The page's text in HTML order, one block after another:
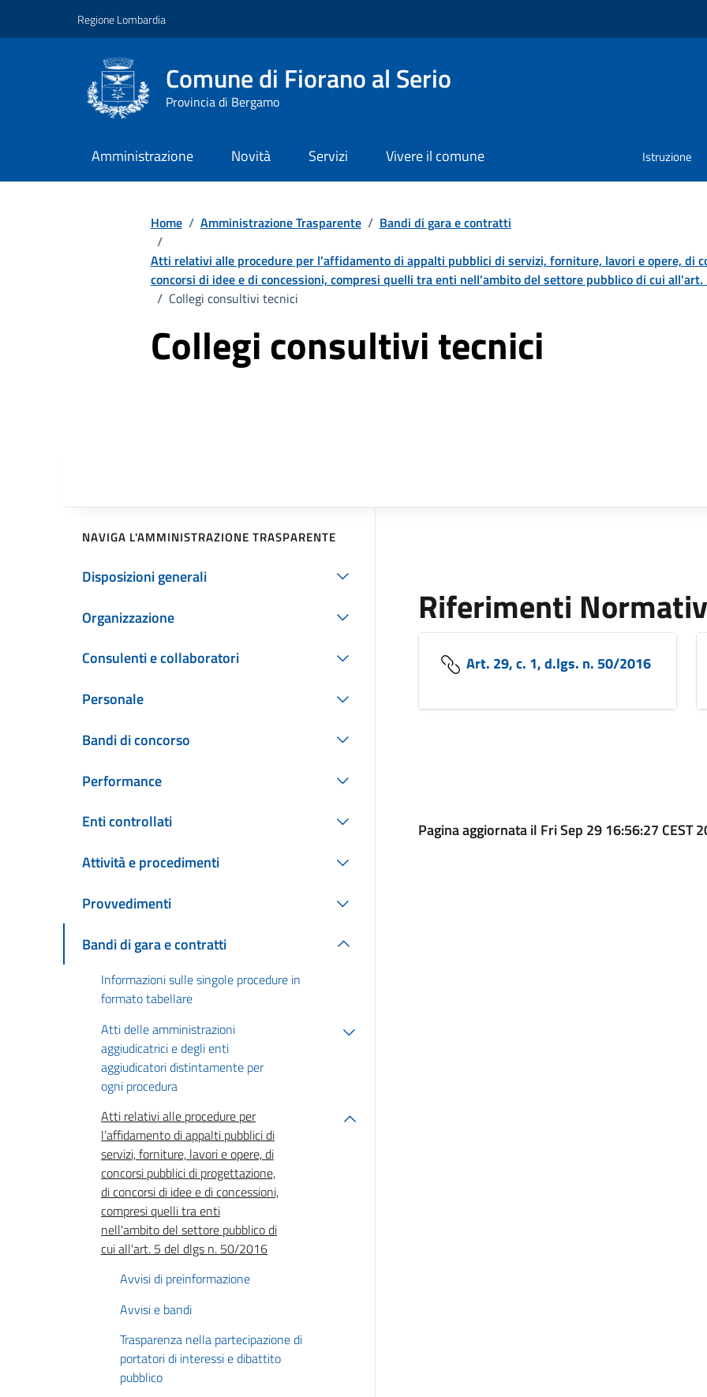
Regione Lombardia
Comune di Fiorano al Serio
Provincia di Bergamo
Amministrazione Novità Servizi Vivere il comune Istruzione
Home / Amministrazione Trasparente / Bandi di gara e contratti
/
Atti relativi alle procedure per l’affidamento di appalti pubblici di servizi, forniture, lavori e opere, di
concorsi di idee e di concessioni, compresi quelli tra enti nell'ambito del settore pubblico di cui
/ Collegi consultivi tecnici
Collegi consultivi tecnici
NAVIGA L'AMMINISTRAZIONE TRASPARENTE
Disposizioni generali
Organizzazione
Consulenti e collaboratori
Personale
Bandi di concorso
Performance
Enti controllati
Attività e procedimenti
Provvedimenti
Bandi di gara e contratti
Informazioni sulle singole procedure in
formato tabellare
Atti delle amministrazioni
aggiudicatrici e degli enti
aggiudicatori distintamente per
ogni procedura
Atti relativi alle procedure per
l’affidamento di appalti pubblici di
servizi, forniture, lavori e opere, di
concorsi pubblici di progettazione,
di concorsi di idee e di concessioni,
compresi quelli tra enti
nell'ambito del settore pubblico di
cui all'art. 5 del dlgs n. 50/2016
Avvisi di preinformazione
Avvisi e bandi
Trasparenza nella partecipazione di
portatori di interessi e dibattito
pubblico
Riferimenti
Art. 29, c. 1, d.lgs. n. 50/2016
Pagina aggiornata il Fri Sep 29 16:56:27 CEST